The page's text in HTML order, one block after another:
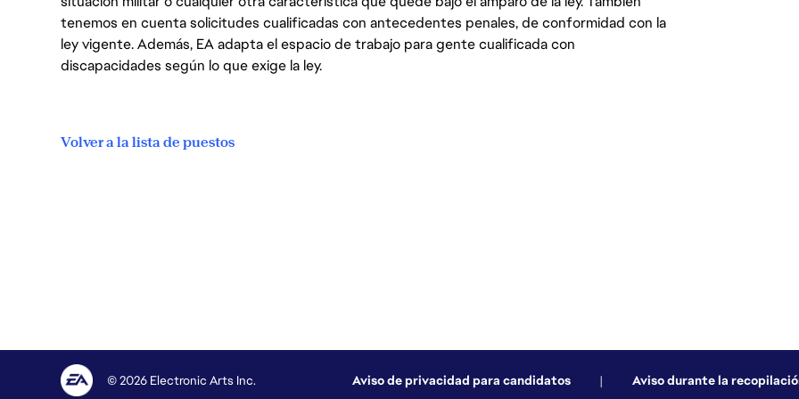
tenemos en cuenta solicitudes cualificadas con antecedentes penales, de conformidad con la
ley vigente. Además, EA adapta el espacio de trabajo para gente cualificada con
discapacidades según lo que exige la ley.
Volver a la lista de puestos
© 2026 Electronic Arts Inc. Aviso de privacidad para candidatos | Aviso durante la